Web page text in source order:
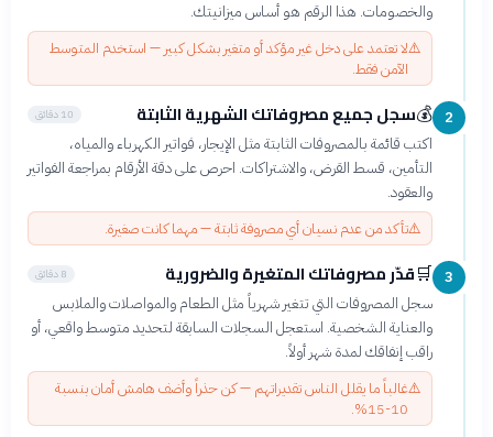
والخصومات. هذا الرقم هو أساس ميزانيتك.
⚠️لا تعتمد على دخل غير مؤكد أو متغير بشكل كبير — استخدم المتوسط
الآمن فقط.
2
💰سجل جميع مصروفاتك الشهرية الثابتة 10 دقائق
اكتب قائمة بالمصروفات الثابتة مثل الإيجار، فواتير الكهرباء والمياه،
التأمين، قسط القرض، والاشتراكات. احرص على دقة الأرقام بمراجعة الفواتير
والعقود.
⚠️تأكد من عدم نسيان أي مصروفة ثابتة — مهما كانت صغيرة.
3
🛒قدّر مصروفاتك المتغيرة والضرورية 8 دقائق
سجل المصروفات التي تتغير شهرياً مثل الطعام والمواصلات والملابس
والعناية الشخصية. استعجل السجلات السابقة لتحديد متوسط واقعي، أو
راقب إنفاقك لمدة شهر أولاً.
⚠️غالباً ما يقلل الناس تقديراتهم — كن حذراً وأضف هامش أمان بنسبة
10-15%.